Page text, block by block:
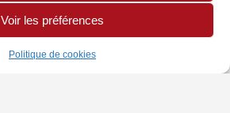
Voir les préférences
Politique de cookies